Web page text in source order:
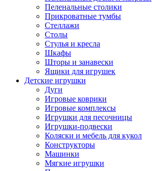
Пеленальные столики
Прикроватные тумбы
Стеллажи
Столы
Стулья и кресла
Шкафы
Шторы и занавески
Ящики для игрушек
Детские игрушки
Дуги
Игровые коврики
Игровые комплексы
Игрушки для песочницы
Игрушки-подвески
Коляски и мебель для кукол
Конструкторы
Машинки
Мягкие игрушки